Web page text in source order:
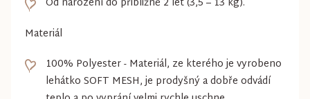
Materiál
100% Polyester - Materiál, ze kterého je vyrobeno
lehátko SOFT MESH, je prodyšný a dobře odvádí